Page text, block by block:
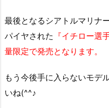
最後となるシアトルマリナ
パイヤされた 『イチロー選
量限定で発売となります。
もう今後手に入らないモデ
いね(^^♪